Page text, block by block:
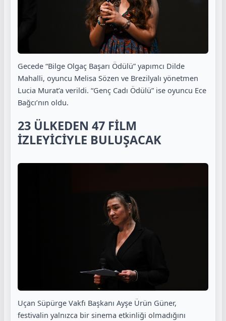
Gecede “Bilge Olgaç Başarı Ödülü” yapımcı Dilde
Mahalli, oyuncu Melisa Sözen ve Brezilyalı yönetmen
Lucia Murat’a verildi. “Genç Cadı Ödülü” ise oyuncu Ece
Bağcı’nın oldu.
23 ÜLKEDEN 47 FİLM
İZLEYİCİYLE BULUŞACAK
Uçan Süpürge Vakfı Başkanı Ayşe Ürün Güner,
festivalin yalnızca bir sinema etkinliği olmadığını